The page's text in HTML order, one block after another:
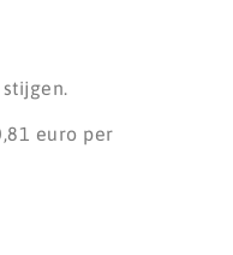
euro per